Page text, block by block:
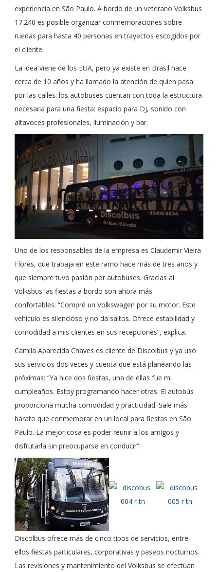
experiencia en São Paulo. A bordo de un veterano Volksbus
17.240 es posible organizar conmemoraciones sobre
ruedas para hasta 40 personas en trayectos escogidos por
el cliente.
La idea viene de los EUA, pero ya existe en Brasil hace
cerca de 10 años y ha llamado la atención de quien pasa
por las calles: los autobuses cuentan con toda la estructura
necesaria para una fiesta: espacio para DJ, sonido con
altavoces profesionales, iluminación y bar.
Uno de los responsables de la empresa es Claudemir Vieira
Flores, que trabaja en este ramo hace más de tres años y
que siempre tuvo pasión por autobuses. Gracias al
Volksbus las fiestas a bordo son ahora más
confortables. “Compré un Volkswagen por su motor. Este
vehículo es silencioso y no da saltos. Ofrece estabilidad y
comodidad a mis clientes en sus recepciones”, explica.
Camila Aparecida Chaves es cliente de Discolbus y ya usó
sus servicios dos veces y cuenta que está planeando las
próximas: “Ya hice dos fiestas, una de ellas fue mi
cumpleaños. Estoy programando hacer otras. El autobús
proporciona mucha comodidad y practicidad. Sale más
barato que conmemorar en un local para fiestas en São
Paulo. La mejor cosa es poder reunir a los amigos y
disfrutarla sin preocuparse en conducir”.
Discolbus ofrece más de cinco tipos de servicios, entre
ellos fiestas particulares, corporativas y paseos nocturnos.
Las revisiones y mantenimiento del Volksbus se efectúan